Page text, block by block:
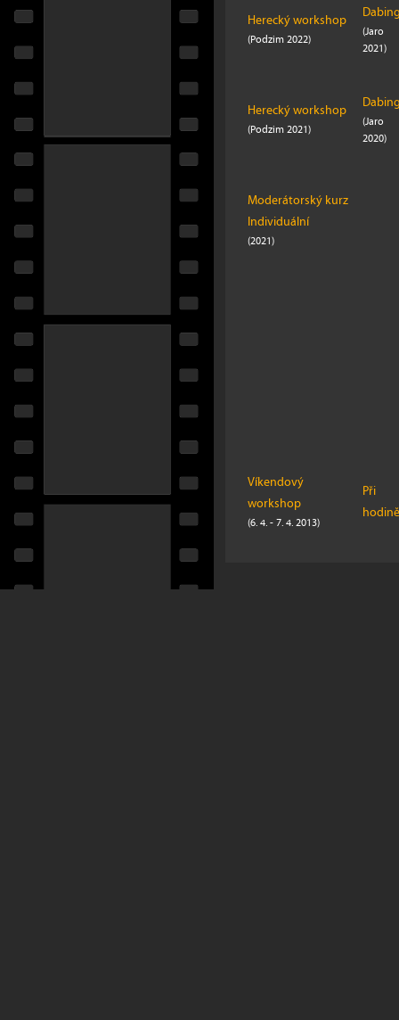
Herecký workshop
(Podzim 2022)
(Jaro
2021)
Herecký workshop
(Podzim 2021)
(Jaro
2020)
Moderátorský kurz
Individuální
(2021)
Víkendový
workshop
(6. 4. - 7. 4. 2013)
Při
hodině